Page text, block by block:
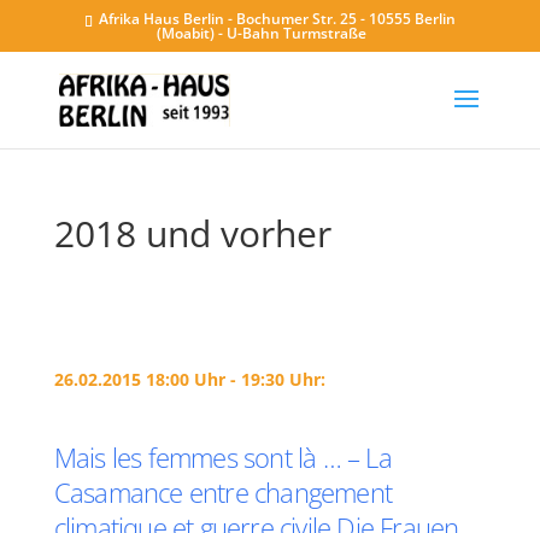
Afrika Haus Berlin - Bochumer Str. 25 - 10555 Berlin
(Moabit) - U-Bahn Turmstraße
2018 und vorher
26.02.2015 18:00 Uhr - 19:30 Uhr:
Mais les femmes sont là … – La
Casamance entre changement